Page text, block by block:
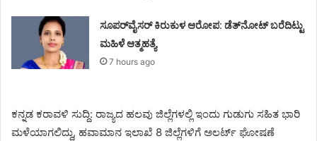
ಸೂಪರ್‌ವೈಸರ್‌ ಕಿರುಕುಳ ಆರೋಪ: ಡೆತ್‌ನೋಟ್‌ ಬರೆದಿಟ್ಟು
ಮಹಿಳೆ ಆತ್ಮಹತ್ಯೆ
7 hours ago
ಕನ್ನಡ ಕರಾವಳಿ ಸುದ್ದಿ: ರಾಜ್ಯದ ಹಲವು ಜಿಲ್ಲೆಗಳಲ್ಲಿ ಇಂದು ಗುಡುಗು ಸಹಿತ ಭಾರಿ
ಮಳೆಯಾಗಲಿದ್ದು, ಹವಾಮಾನ ಇಲಾಖೆ 8 ಜಿಲ್ಲೆಗಳಿಗೆ ಅಲರ್ಟ್ ಘೋಷಣೆ